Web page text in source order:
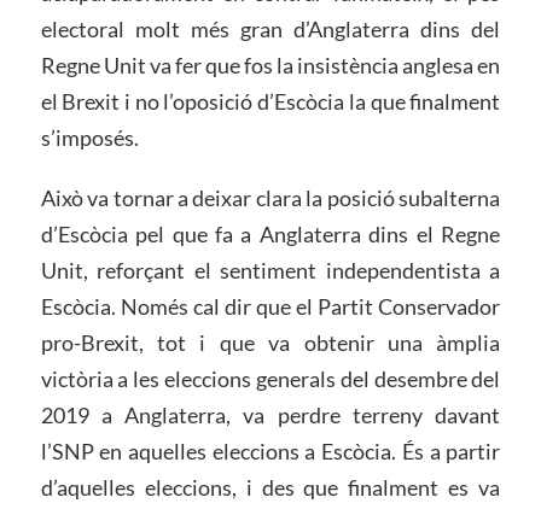
electoral molt més gran d’Anglaterra dins del
Regne Unit va fer que fos la insistència anglesa en
el Brexit i no l’oposició d’Escòcia la que finalment
s’imposés.
Això va tornar a deixar clara la posició subalterna
d’Escòcia pel que fa a Anglaterra dins el Regne
Unit, reforçant el sentiment independentista a
Escòcia. Només cal dir que el Partit Conservador
pro-Brexit, tot i que va obtenir una àmplia
victòria a les eleccions generals del desembre del
2019 a Anglaterra, va perdre terreny davant
l’SNP en aquelles eleccions a Escòcia. És a partir
d’aquelles eleccions, i des que finalment es va